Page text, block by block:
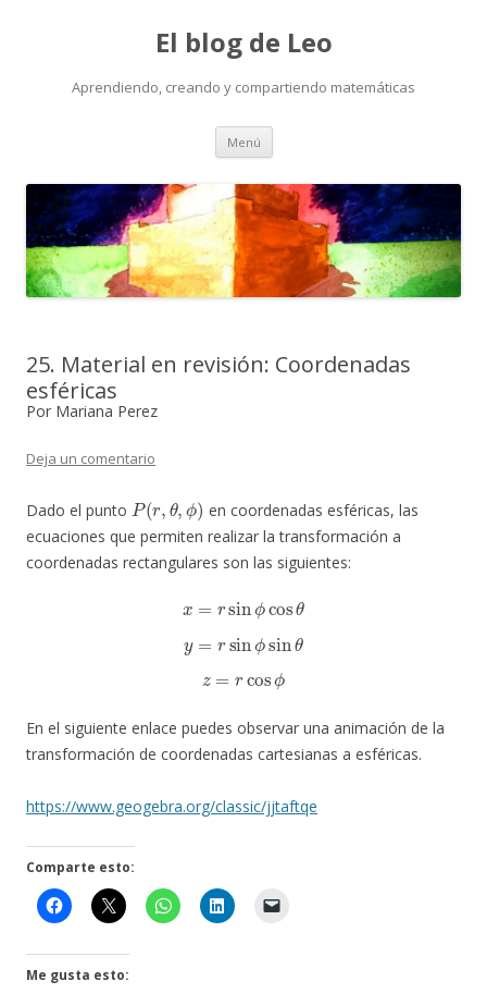
El blog de Leo
Aprendiendo, creando y compartiendo matemáticas
Menú Saltar
contenido
25. Material en revisión: Coordenadas
esféricas
Por Mariana Perez
Deja un comentario
Dado el punto
P( r ,ϕ
en coordenadas esféricas, las
ecuaciones que permiten realizar la transformación a
coordenadas rectangulares son las siguientes:
x= rsinϕcosθ
y= rsinϕsinθ
z= rcosϕ
En el siguiente enlace puedes observar una animación de la
transformación de coordenadas cartesianas a esféricas.
https://www.geogebra.org/classic/jjtaftqe
Comparte esto:
Me gusta esto: